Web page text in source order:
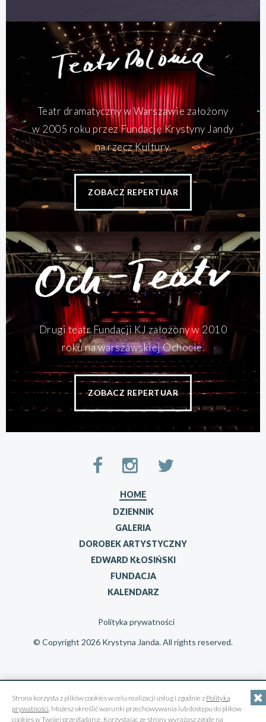
Teatr dramatyczny w Warszawie założony
w 2005 roku przez Fundację Krystyny Jandy
na rzecz Kultury.
ZOBACZ REPERTUAR
Drugi teatr Fundacji KJ założony w 2010
roku na warszawskiej Ochocie.
ZOBACZ REPERTUAR
HOME
DZIENNIK
GALERIA
DOROBEK ARTYSTYCZNY
EDWARD KŁOSIŃSKI
FUNDACJA
KALENDARZ
Polityka prywatności
© Copyright 2026 Krystyna Janda. All rights reserved.
Strona korzysta z plików cookies w celu realizacji usług i zgodnie z Polityką
prywatności. Możesz określić warunki przechowywania lub dostępu do plików
cookies w Twojej przeglądarce. Korzystając ze strony wyrażasz zgodę na